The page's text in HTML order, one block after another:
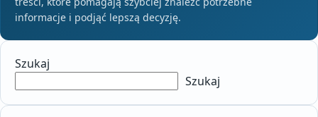
informacje i podjąć lepszą decyzję.
Szukaj
Szukaj